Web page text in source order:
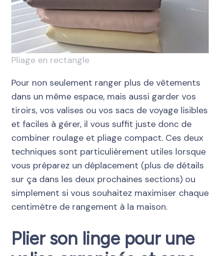
Pliage en rectangle
Pour non seulement ranger plus de vêtements
dans un même espace, mais aussi garder vos
tiroirs, vos valises ou vos sacs de voyage lisibles
et faciles à gérer, il vous suffit juste donc de
combiner roulage et pliage compact. Ces deux
techniques sont particulièrement utiles lorsque
vous préparez un déplacement (plus de détails
sur ça dans les deux prochaines sections) ou
simplement si vous souhaitez maximiser chaque
centimètre de rangement à la maison.
Plier son linge pour une